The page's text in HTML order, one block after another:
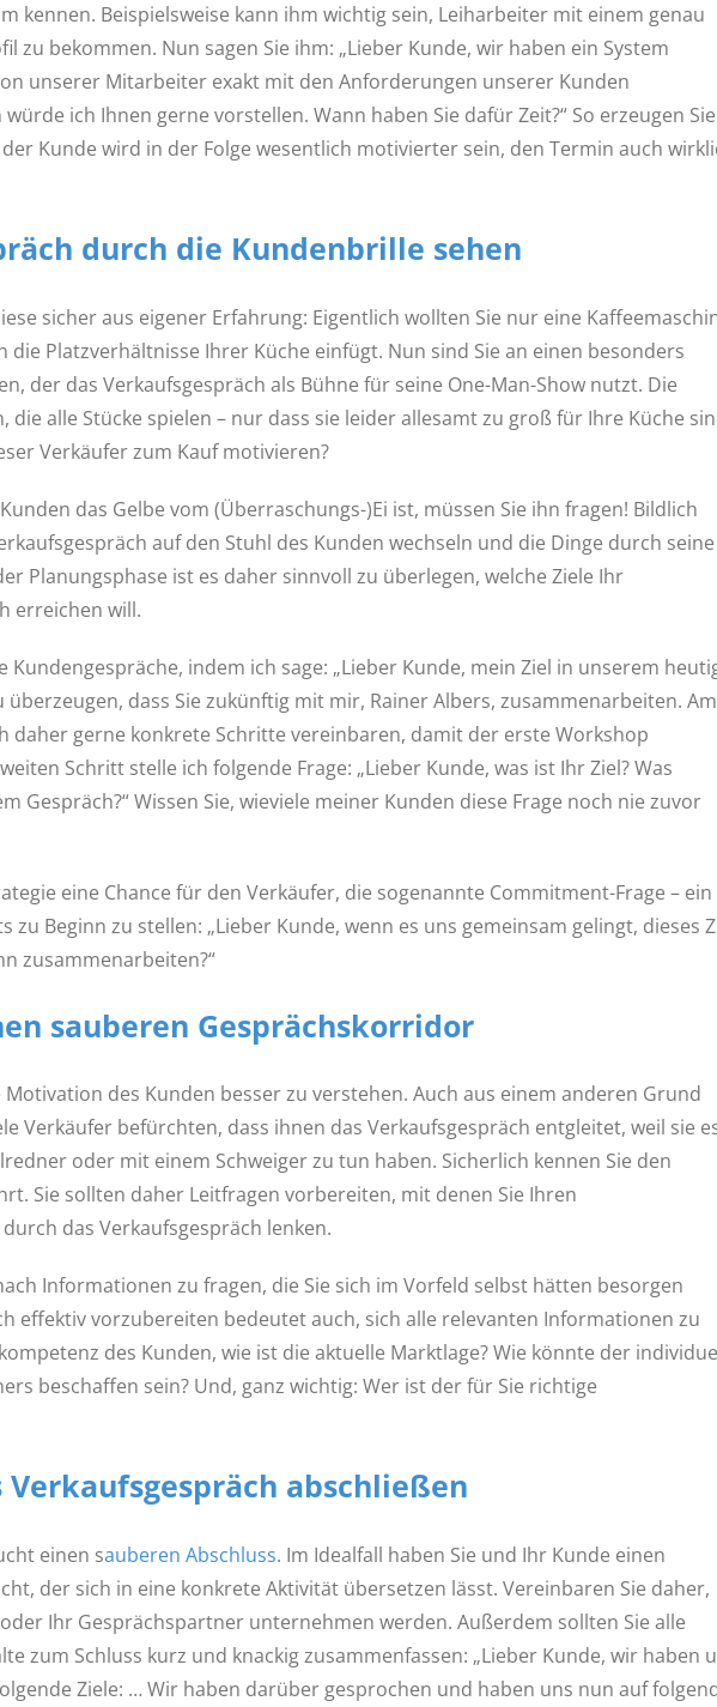
kennen. Beispielsweise kann ihm wichtig sein, Leiharbeiter mit einem genau
zu bekommen. Nun sagen Sie ihm: „Lieber Kunde, wir haben ein System
unserer Mitarbeiter exakt mit den Anforderungen unserer Kunden
ich Ihnen gerne vorstellen. Wann haben Sie dafür Zeit?“ So erzeugen Sie
Kunde wird in der Folge wesentlich motivierter sein, den Termin auch
durch die Kundenbrille sehen
sicher aus eigener Erfahrung: Eigentlich wollten Sie nur eine
die Platzverhältnisse Ihrer Küche einfügt. Nun sind Sie an einen besonders
der das Verkaufsgespräch als Bühne für seine One-Man-Show nutzt. Die
die alle Stücke spielen – nur dass sie leider allesamt zu groß für Ihre Küche
Verkäufer zum Kauf motivieren?
das Gelbe vom (Überraschungs-)Ei ist, müssen Sie ihn fragen! Bildlich
auf den Stuhl des Kunden wechseln und die Dinge durch seine
Planungsphase ist es daher sinnvoll zu überlegen, welche Ziele Ihr
erreichen will.
Kundengespräche, indem ich sage: „Lieber Kunde, mein Ziel in unserem
überzeugen, dass Sie zukünftig mit mir, Rainer Albers, zusammenarbeiten. Am
daher gerne konkrete Schritte vereinbaren, damit der erste Workshop
Schritt stelle ich folgende Frage: „Lieber Kunde, was ist Ihr Ziel? Was
Gespräch?“ Wissen Sie, wieviele meiner Kunden diese Frage noch nie zuvor
eine Chance für den Verkäufer, die sogenannte Commitment-Frage – ein
zu Beginn zu stellen: „Lieber Kunde, wenn es uns gemeinsam gelingt, dieses
zusammenarbeiten?“
sauberen Gesprächskorridor
des Kunden besser zu verstehen. Auch aus einem anderen Grund
Verkäufer befürchten, dass ihnen das Verkaufsgespräch entgleitet, weil sie
oder mit einem Schweiger zu tun haben. Sicherlich kennen Sie den
Sie sollten daher Leitfragen vorbereiten, mit denen Sie Ihren
das Verkaufsgespräch lenken.
Informationen zu fragen, die Sie sich im Vorfeld selbst hätten besorgen
effektiv vorzubereiten bedeutet auch, sich alle relevanten Informationen zu
des Kunden, wie ist die aktuelle Marktlage? Wie könnte der
beschaffen sein? Und, ganz wichtig: Wer ist der für Sie richtige
abschließen
einen sauberen Abschluss. Im Idealfall haben Sie und Ihr Kunde einen
der sich in eine konkrete Aktivität übersetzen lässt. Vereinbaren Sie daher,
Ihr Gesprächspartner unternehmen werden. Außerdem sollten Sie alle
zum Schluss kurz und knackig zusammenfassen: „Lieber Kunde, wir haben
Ziele: … Wir haben darüber gesprochen und haben uns nun auf